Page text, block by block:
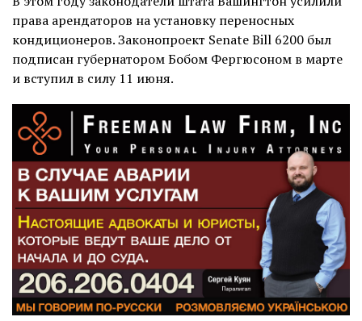
права арендаторов на установку переносных
кондиционеров. Законопроект Senate Bill 6200 был
подписан губернатором Бобом Фергюсоном в марте
и вступил в силу 11 июня.